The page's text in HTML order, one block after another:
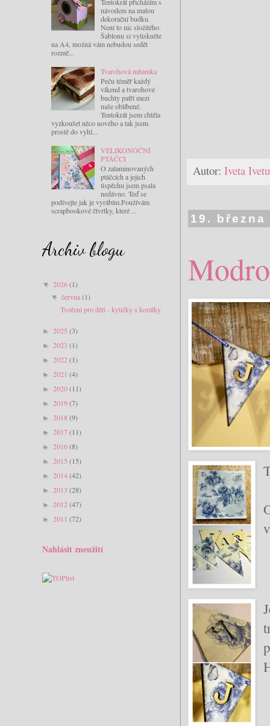
Autor: Iveta
19. března
návodem na malou
dekorační budku.
Není to nic složitého.
Šablonu si vytiskněte
na A4, možná vám nebudou sedět
rozmě...
Tvarohová mňamka
Peču téměř každý
víkend a tvarohové
buchty patří mezi
naše oblíbené.
Tentokrát jsem chtěla
vyzkoušet něco nového a tak jsem
prostě do vyhl...
VELIKONOČNÍ
PTÁČCI
O zalaminovaných
ptáčcích a jejich
úspěchu jsem psala
nedávno. Teď se
podívejte jak je vyrábím.Používám
scrapbookové čtvrtky, které ...
Archiv blogu
▼ 2026(1)
▼června(1)
Tvoření pro děti - kytičky s korálky
► 2025 (3)
► 2023 (1)
► 2022(1)
► 2021 (4)
► 2020(11)
► 2019(7)
► 2018 (9)
► 2017(11)
► 2016(8)
► 2015 (15)
► 2014(42)
► 2013 (28)
► 2012(47)
► 2011 (72)
Nahlásit zneužití